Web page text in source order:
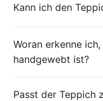
Kann ich den
Woran erkenne
handgewebt ist?
Passt der Teppich